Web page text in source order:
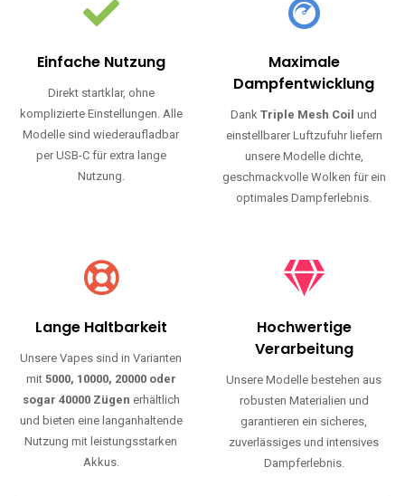
Direkt startklar, ohne
komplizierte Einstellungen. Alle
Modelle sind wiederaufladbar
per USB-C für extra lange
Maximale
DankTriple Mesh Coilund
einstellbarer Luftzufuhr liefern
unsere Modelle dichte,
geschmackvolle Wolken für ein
Unsere Vapes sind in Varianten
mit5000, 10000, 20000 oder
sogar 40000 Zügenerhältlich
und bieten eine langanhaltende
Nutzung mit leistungsstarken
Hochwertige
Unsere Modelle bestehen aus
robusten Materialien und
garantieren ein sicheres,
zuverlässiges und intensives